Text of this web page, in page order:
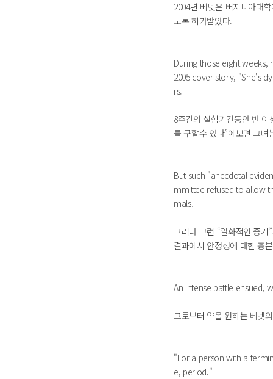
2004년 베넷은 버지니아대
도록 허가받았다.
During those eight
2005 cover story, "She's
rs.
8주간의 실험기간동안 반
를 구할수 있다”에보면 그
But such "anecdotal
mmittee refused to allow
mals.
그러나 그런 “일화적인 증
결과에서 안정성에 대한 충
An intense battle ensued,
그로부터 약을 원하는 베넷
"For a person with a
e, period."